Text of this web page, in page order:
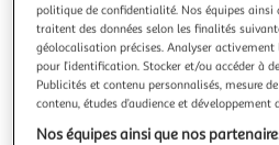
Lot de 50 liens gris en plastique
clôtures et grillage de différente
rapide et durable ne déforme
clôtures de jardin ou
En savoir +
Vendu parProvence outillage
Livraison dès 5/6 jours
6,50€
politique de confidentialité. Nos équipes ainsi
traitent des données selon les finalités
géolocalisation précises. Analyser activement
pour l’identification. Stocker et/ou accéder à
Publicités et contenu personnalisés, mesure
contenu, études d’audience et développement
Nos équipes ainsi que nos